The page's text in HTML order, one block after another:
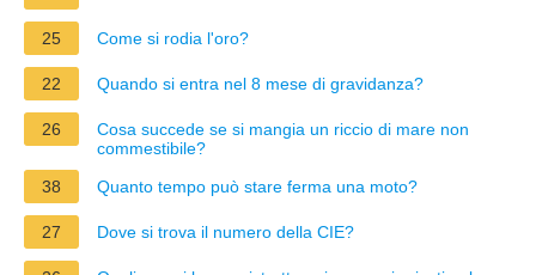
25 Come si rodia l'oro?
22 Quando si entra nel 8 mese di gravidanza?
26
Cosa succede se si mangia un riccio di mare non
commestibile?
38
Quanto tempo può stare ferma una moto?
27 Dove si trova il numero della CIE?